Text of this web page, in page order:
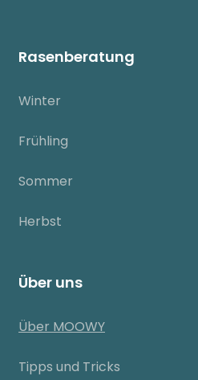
Rasenberatung
Winter
Frühling
Sommer
Herbst
Über uns
Über MOOWY
Tipps und Tricks